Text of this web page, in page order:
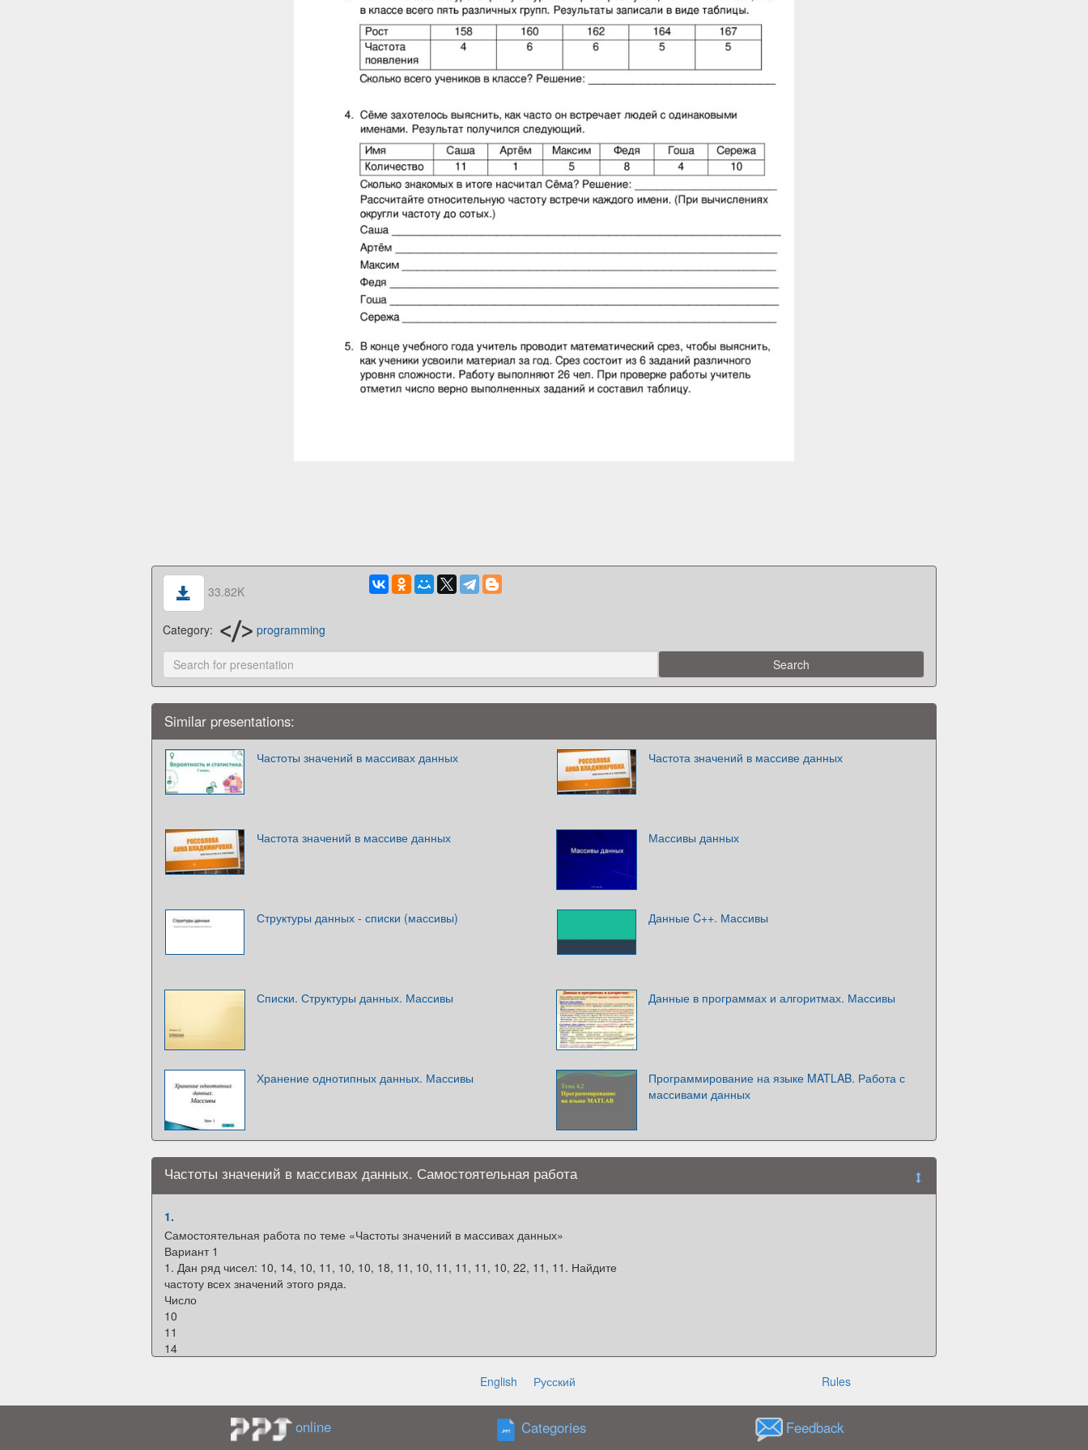
33.82K
Category: programming
Similar presentations:
Частоты значений в массивах данных Частота значений в массиве данных
Частота значений в массиве данных Массивы данных
Структуры данных - списки (массивы) Данные C++. Массивы
Списки. Структуры данных. Массивы Данные в программах и алгоритмах. Массивы
Хранение однотипных данных. Массивы
Программирование на языке MATLAB. Работа с
массивами данных
Частоты значений в массивах данных. Самостоятельная работа
1.
Самостоятельная работа по теме «Частоты значений в массивах данных»
Вариант 1
1. Дан ряд чисел: 10, 14, 10, 11, 10, 10, 18, 11, 10, 11, 11, 11, 10, 22, 11, 11. Найдите
частоту всех значений этого ряда.
Число
10
11
14
известны: 0,03; 0,49; 0,04; 0,18. Найдите относительную частоту пятого значения.
Решение: _________________________________________________
English Русский Rules
online Categories Feedback